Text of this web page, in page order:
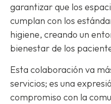
garantizar que los
cumplan con los
higiene, creando un
bienestar de los
Esta colaboración va
servicios; es una
compromiso con la